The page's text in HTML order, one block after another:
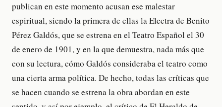
publican en este momento acusan ese malestar
espiritual, siendo la primera de ellas la Electra de Benito
Pérez Galdós, que se estrena en el Teatro Español el 30
de enero de 1901, y en la que demuestra, nada más que
con su lectura, cómo Galdós consideraba el teatro como
una cierta arma política. De hecho, todas las críticas que
se hacen cuando se estrena la obra abordan en este